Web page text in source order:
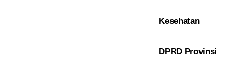
Kesehatan
DPRD Provinsi